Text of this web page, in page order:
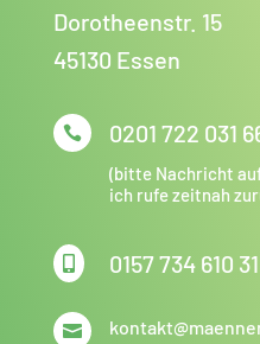
Dorotheenstr. 15
45130 Essen
 0201 722 031
(bitte Nachricht
ich rufe zeitnah
0157 734 610 31
